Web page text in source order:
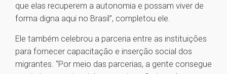
que elas recuperem a autonomia e possam viver de
forma digna aqui no Brasil”, completou ele.
Ele também celebrou a parceria entre as instituições
para fornecer capacitação e inserção social dos
migrantes. “Por meio das parcerias, a gente consegue